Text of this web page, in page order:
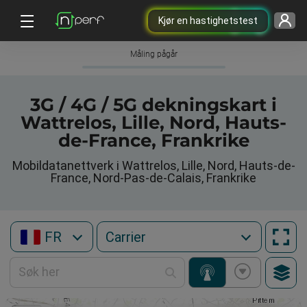
Kjør en hastighetstest
Måling pågår
3G / 4G / 5G dekningskart i
Wattrelos, Lille, Nord, Hauts-
de-France, Frankrike
Mobildatanettverk i Wattrelos, Lille, Nord, Hauts-de-
France, Nord-Pas-de-Calais, Frankrike
FR